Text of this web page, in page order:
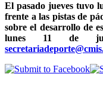
El pasado jueves tuvo
frente a las pistas de
sobre el desarrollo de
lunes 11 de